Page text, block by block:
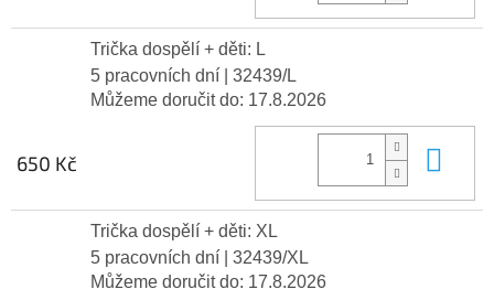
Trička dospělí + děti: L
5 pracovních dní
| 32439/L
Můžeme doručit do: 17.8.2026
650 Kč
Trička dospělí + děti: XL
5 pracovních dní
| 32439/XL
Můžeme doručit do: 17.8.2026